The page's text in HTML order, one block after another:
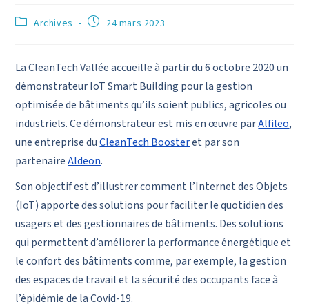
Archives 24 mars 2023
La CleanTech Vallée accueille à partir du 6 octobre 2020 un
démonstrateur IoT Smart Building pour la gestion
optimisée de bâtiments qu’ils soient publics, agricoles ou
industriels. Ce démonstrateur est mis en œuvre parAlfileo,
une entreprise duCleanTech Boosteret par son
partenaireAldeon.
Son objectif est d’illustrer comment l’Internet des Objets
(IoT) apporte des solutions pour faciliter le quotidien des
usagers et des gestionnaires de bâtiments. Des solutions
qui permettent d’améliorer la performance énergétique et
le confort des bâtiments comme, par exemple, la gestion
des espaces de travail et la sécurité des occupants face à
l’épidémie de la Covid-19.